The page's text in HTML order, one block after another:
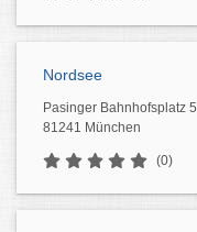
Nordsee
Pasinger Bahnhofsplatz 5
81241 München
(0)